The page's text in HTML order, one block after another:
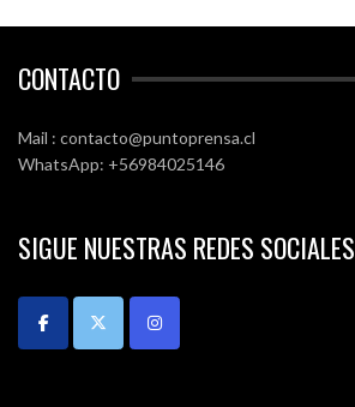
CONTACTO
Mail : contacto@puntoprensa.cl
WhatsApp: +56984025146
SIGUE NUESTRAS REDES SOCIALES